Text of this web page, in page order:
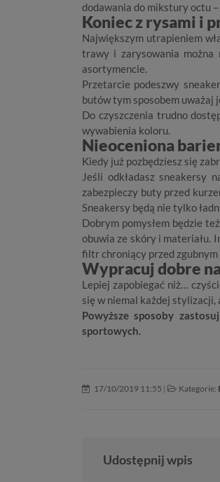
dodawania do mikstury octu
Koniec z rysami i
Największym utrapieniem
trawy i zarysowania można
asortymencie.
Przetarcie podeszwy
butów tym sposobem uważaj
Do czyszczenia trudno
wywabienia koloru.
Nieoceniona
Kiedy już pozbędziesz się
Jeśli odkładasz sneakersy
zabezpieczy buty przed
Sneakersy będą nie tylko
Dobrym pomysłem będzie
obuwia ze skóry i materiału.
filtr chroniący przed
Wypracuj dobre
Lepiej zapobiegać niż…
się w niemal każdej stylizacji,
Powyższe sposoby
sportowych.
17/10/2019 11:55 | Kategorie:
Udostępnij wpis